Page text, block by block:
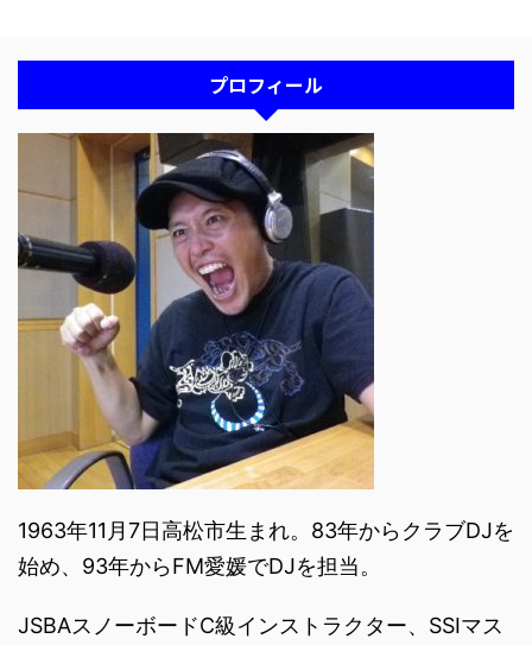
プロフィール
1963年11月7日高松市生まれ。83年からクラブDJを
始め、93年からFM愛媛でDJを担当。
JSBAスノーボードC級インストラクター、SSIマス